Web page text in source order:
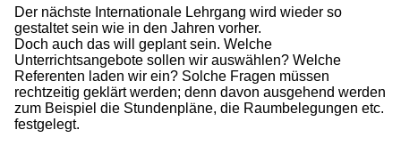
Der nächste Internationale Lehrgang wird wieder so
gestaltet sein wie in den Jahren vorher.
Doch auch das will geplant sein. Welche
Unterrichtsangebote sollen wir auswählen? Welche
Referenten laden wir ein? Solche Fragen müssen
rechtzeitig geklärt werden; denn davon ausgehend werden
zum Beispiel die Stundenpläne, die Raumbelegungen etc.
festgelegt.